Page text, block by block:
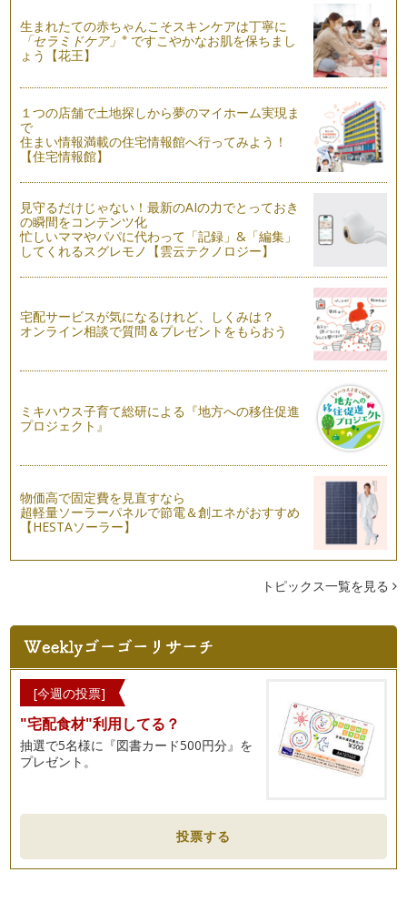
ピンポンマムで和のアレンジ♪
今回は和の素材を使ったアレンジをご紹介します。ころんとし
子ども部屋に飾るミニリース
クリスマスの準備はもうお済ですか？ 今回はお部屋のドアに
飾る…
一緒に作ろう！クリスマストピアリー
暖かい日が続いていますが街はすっかりクリスマスモード。今
年もクリスマスシーズンがやって来ま…
生まれたての赤ちゃんこそスキンケアは丁寧に
「セラミドケア」※ ですこやかなお肌を保ちまし
ょう【花王】
１つの店舗で土地探しから夢のマイホーム実現ま
で
住まい情報満載の住宅情報館へ行ってみよう！
【住宅情報館】
見守るだけじゃない！最新のAIの力でとっておき
の瞬間をコンテンツ化
忙しいママやパパに代わって「記録」&「編集」
してくれるスグレモノ【雲云テクノロジー】
宅配サービスが気になるけれど、しくみは？
オンライン相談で質問＆プレゼントをもらおう
ミキハウス子育て総研による『地方への移住促進
プロジェクト』
物価高で固定費を見直すなら
超軽量ソーラーパネルで節電＆創エネがおすすめ
【HESTAソーラー】
トピックス一覧を見る
[今週の投票]
"宅配食材"利用してる？
抽選で5名様に『図書カード500円分』を
プレゼント。
投票する